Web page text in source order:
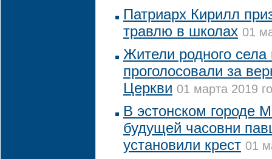
Патриарх Кирилл
травлю в школах 01
Жители родного
проголосовали за
Церкви 01 марта 2019
В эстонском городе
будущей часовни
установили крест 01